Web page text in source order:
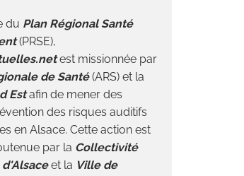
du Plan Régional Santé
(PRSE),
est missionnée par
de Santé (ARS) et la
Estafin de mener des
des risques auditifs
en Alsace. Cette action est
par la Collectivité
et la Ville de